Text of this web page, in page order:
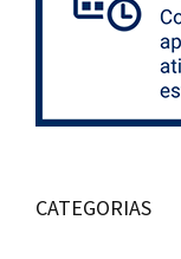
CATEGORIAS